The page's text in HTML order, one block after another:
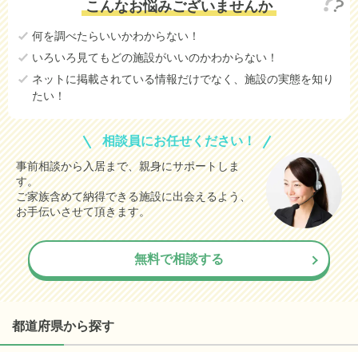
こんなお悩みございませんか
何を調べたらいいかわからない！
いろいろ見てもどの施設がいいのかわからない！
ネットに掲載されている情報だけでなく、施設の実態を知り
たい！
相談員にお任せください！
事前相談から入居まで、親身にサポートしま
す。
ご家族含めて納得できる施設に出会えるよう、
お手伝いさせて頂きます。
無料で相談する
都道府県から探す